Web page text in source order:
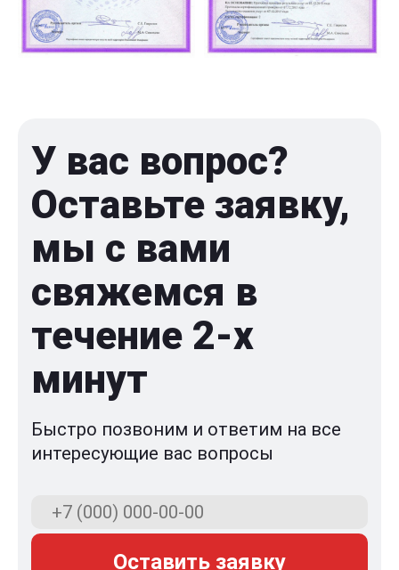
У вас вопрос?
Оставьте заявку,
мы с вами
свяжемся в
течение 2-x
минут
Быстро позвоним и ответим на все
интересующие вас вопросы
Оставить заявку